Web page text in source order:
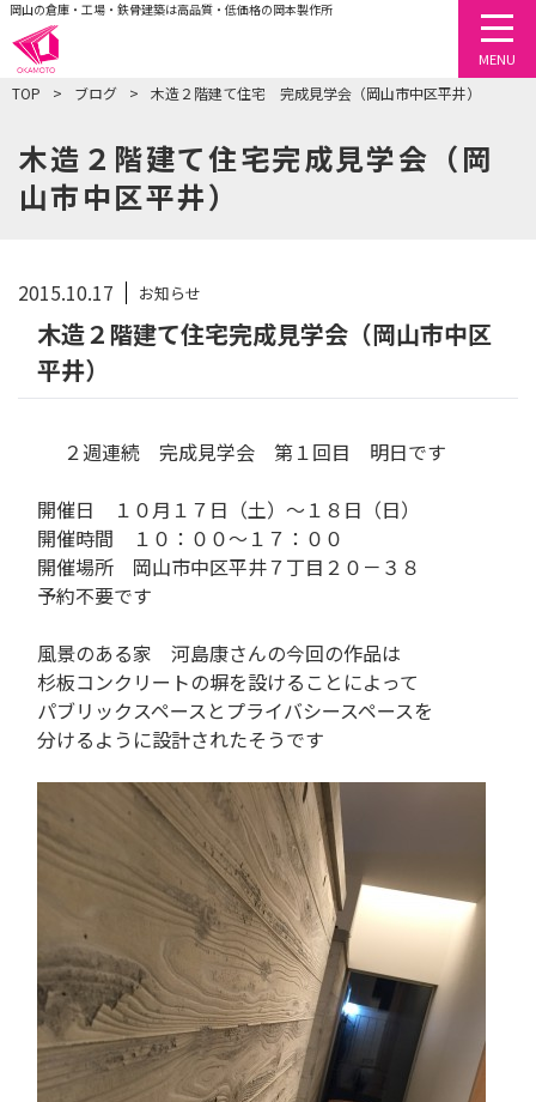
岡山の倉庫・工場・鉄骨建築は高品質・低価格の岡本製作所
TOP ブログ 木造２階建て住宅 完成見学会（岡山市中区平井）
MENU
木造２階建て住宅完成見学会（岡
山市中区平井）
2015.10.17 お知らせ
木造２階建て住宅完成見学会（岡山市中区
平井）
２週連続 完成見学会 第１回目 明日です
開催日 １０月１７日（土）～１８日（日）
開催時間 １０：００～１７：００
開催場所 岡山市中区平井７丁目２０－３８
予約不要です
風景のある家 河島康さんの今回の作品は
杉板コンクリートの塀を設けることによって
パブリックスペースとプライバシースペースを
分けるように設計されたそうです